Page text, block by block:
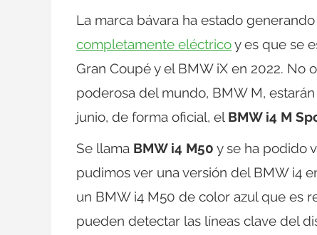
La marca bávara ha estado
completamente eléctricoy es que se
Gran Coupé y el BMW iX en 2022. No
poderosa del mundo, BMW M,
junio, de forma oficial, el BMW i4 M
Se llama BMW i4 M50 y se ha podido
pudimos ver una versión del BMW i4
un BMW i4 M50 de color azul que es
pueden detectar las líneas clave del